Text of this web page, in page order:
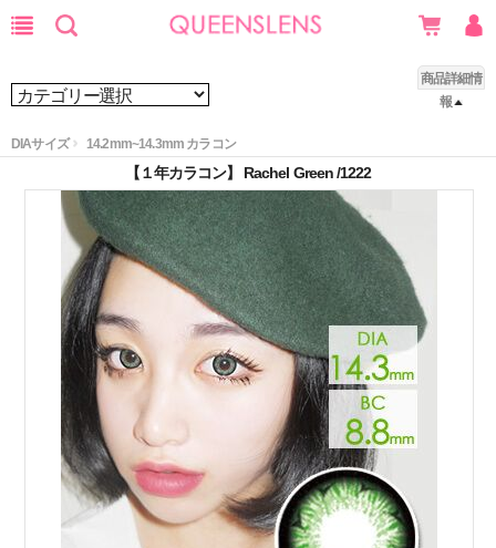
DIAサイズ 14.2mm~14.3mm カラコン
商品詳細情
報
【１年カラコン】 Rachel Green /1222